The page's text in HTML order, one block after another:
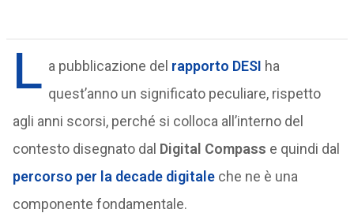
L a pubblicazione del rapporto DESI ha
quest’anno un significato peculiare, rispetto
agli anni scorsi, perché si colloca all’interno del
contesto disegnato dal Digital Compass e quindi dal
percorso per la decade digitaleche ne è una
componente fondamentale.